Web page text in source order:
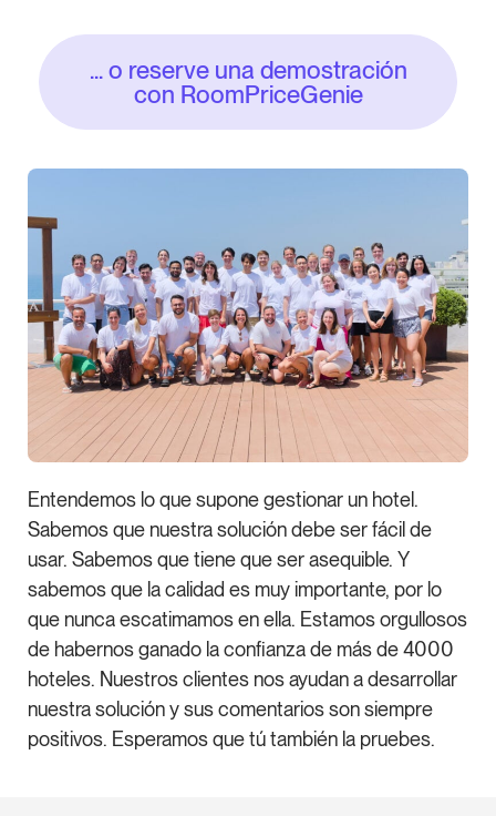
... o reserve una demostración
con RoomPriceGenie
Entendemos lo que supone gestionar un hotel.
Sabemos que nuestra solución debe ser fácil de
usar. Sabemos que tiene que ser asequible. Y
sabemos que la calidad es muy importante, por lo
que nunca escatimamos en ella. Estamos orgullosos
de habernos ganado la confianza de más de 4000
hoteles. Nuestros clientes nos ayudan a desarrollar
nuestra solución y sus comentarios son siempre
positivos. Esperamos que tú también la pruebes.